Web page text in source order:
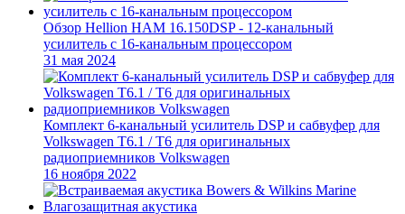
Обзор Hellion HAM 16.150DSP - 12-канальный
усилитель с 16-канальным процессором
31 мая 2024
Комплект 6-канальный усилитель DSP и сабвуфер для
Volkswagen T6.1 / T6 для оригинальных
радиоприемников Volkswagen
16 ноября 2022